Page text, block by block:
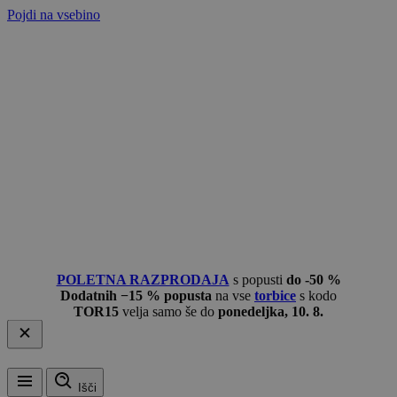
Pojdi na vsebino
POLETNA RAZPRODAJA s popusti do -50 %
Dodatnih −15 % popusta na vse torbice s kodo
TOR15 velja samo še do ponedeljka, 10. 8.
Išči